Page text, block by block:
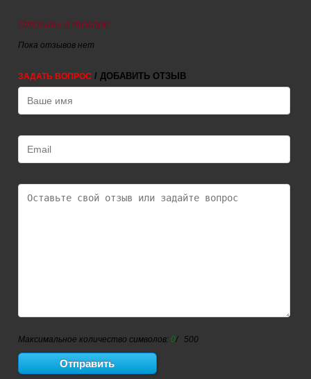
Отзывы о товаре
Пока отзывов нет
ЗАДАТЬ ВОПРОС / ДОБАВИТЬ ОТЗЫВ
Максимальное количество символов: 0/ 500